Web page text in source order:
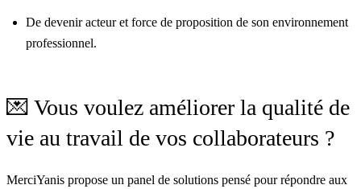
De devenir acteur et force de proposition de son environnement
professionnel.
💌 Vous voulez améliorer la qualité de
vie au travail de vos collaborateurs ?
MerciYanis propose un panel de solutions pensé pour répondre aux